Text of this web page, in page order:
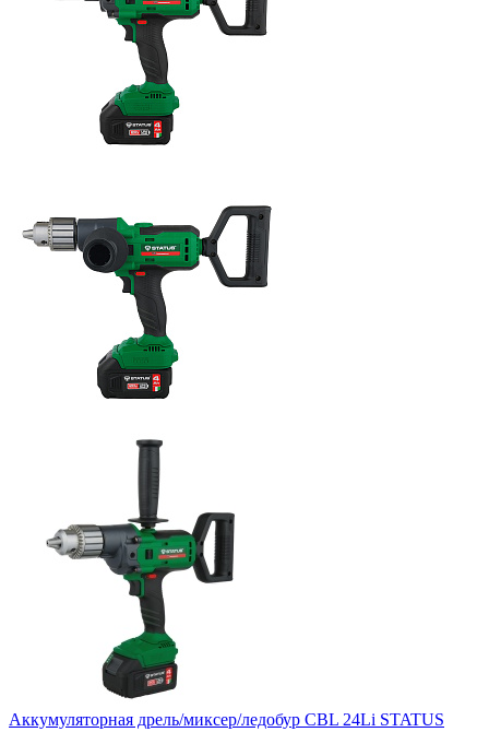
Аккумуляторная дрель/миксер/ледобур CBL 24Li STATUS